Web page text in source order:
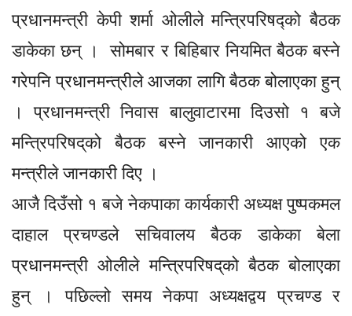
प्रधानमन्त्री केपी शर्मा ओलीले मन्त्रिपरिषद्को बैठक
डाकेका छन् । सोमबार र बिहिबार नियमित बैठक बस्ने
गरेपनि प्रधानमन्त्रीले आजका लागि बैठक बोलाएका हुन्
। प्रधानमन्त्री निवास बालुवाटारमा दिउसो १ बजे
मन्त्रिपरिषद‍्को बैठक बस्ने जानकारी आएको एक
मन्त्रीले जानकारी दिए ।
आजै दिउँसो १ बजे नेकपाका कार्यकारी अध्यक्ष पुष्पकमल
दाहाल प्रचण्डले सचिवालय बैठक डाकेका बेला
प्रधानमन्त्री ओलीले मन्त्रिपरिषद‍्को बैठक बोलाएका
हुन् । पछिल्लो समय नेकपा अध्यक्षद्वय प्रचण्ड र